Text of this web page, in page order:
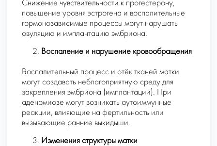
Снижение чувствительности к прогестерону,
повышение уровня эстрогена и воспалительные
гормонозависимые процессы могут нарушать
овуляцию и имплантацию эмбриона.
Воспаление и нарушение кровообращения
Воспалительный процесс и отёк тканей матки
могут создавать неблагоприятную среду для
закрепления эмбриона (имплантации). При
аденомиозе могут возникать аутоиммунные
реакции, влияющие на фертильность или
вызывающие ранние выкидыши.
Изменения структуры матки